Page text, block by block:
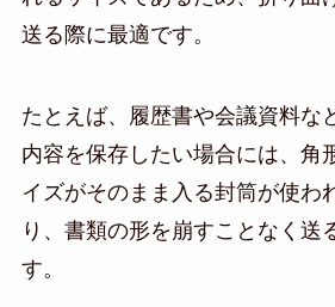
送る際に最適です。
たとえば、履歴書や会議資料な
内容を保存したい場合には、角
イズがそのまま入る封筒が使わ
り、書類の形を崩すことなく送
す。